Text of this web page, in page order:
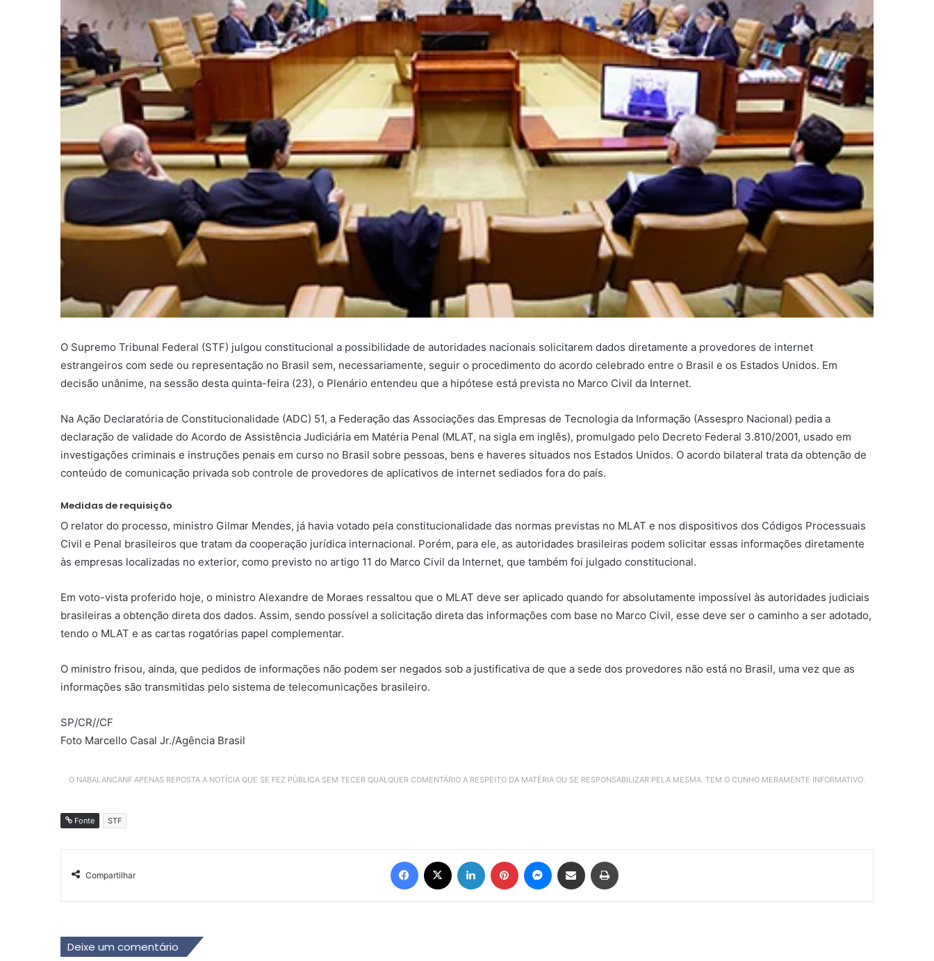
O Supremo Tribunal Federal (STF) julgou constitucional a possibilidade de autoridades nacionais solicitarem dados diretamente a provedores de internet
estrangeiros com sede ou representação no Brasil sem, necessariamente, seguir o procedimento do acordo celebrado entre o Brasil e os Estados Unidos. Em
decisão unânime, na sessão desta quinta-feira (23), o Plenário entendeu que a hipótese está prevista no Marco Civil da Internet.
Na Ação Declaratória de Constitucionalidade (ADC) 51, a Federação das Associações das Empresas de Tecnologia da Informação (Assespro Nacional) pedia a
declaração de validade do Acordo de Assistência Judiciária em Matéria Penal (MLAT, na sigla em inglês), promulgado pelo Decreto Federal 3.810/2001, usado em
investigações criminais e instruções penais em curso no Brasil sobre pessoas, bens e haveres situados nos Estados Unidos. O acordo bilateral trata da obtenção de
conteúdo de comunicação privada sob controle de provedores de aplicativos de internet sediados fora do país.
Medidas de requisição
O relator do processo, ministro Gilmar Mendes, já havia votado pela constitucionalidade das normas previstas no MLAT e nos dispositivos dos Códigos Processuais
Civil e Penal brasileiros que tratam da cooperação jurídica internacional. Porém, para ele, as autoridades brasileiras podem solicitar essas informações diretamente
às empresas localizadas no exterior, como previsto no artigo 11 do Marco Civil da Internet, que também foi julgado constitucional.
Em voto-vista proferido hoje, o ministro Alexandre de Moraes ressaltou que o MLAT deve ser aplicado quando for absolutamente impossível às autoridades judiciais
brasileiras a obtenção direta dos dados. Assim, sendo possível a solicitação direta das informações com base no Marco Civil, esse deve ser o caminho a ser adotado,
tendo o MLAT e as cartas rogatórias papel complementar.
O ministro frisou, ainda, que pedidos de informações não podem ser negados sob a justificativa de que a sede dos provedores não está no Brasil, uma vez que as
informações são transmitidas pelo sistema de telecomunicações brasileiro.
SP/CR//CF
Foto Marcello Casal Jr./Agência Brasil
O NABALANCANF APENAS REPOSTA A NOTÍCIA QUE SE FEZ PÚBLICA SEM TECER QUALQUER COMENTÁRIO A RESPEITO DA MATÉRIA OU SE RESPONSABILIZAR PELA MESMA. TEM O CUNHO MERAMENTE INFORMATIVO.
Fonte STF
Compartilhar
Deixe um comentário